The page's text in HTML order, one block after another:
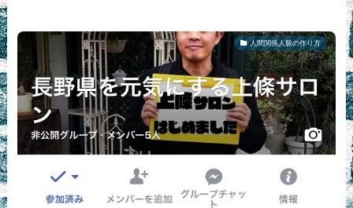
人間関係人脈の作り方